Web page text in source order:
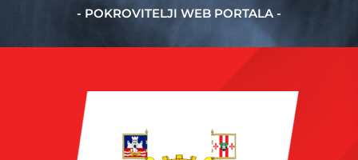
- POKROVITELJI WEB PORTALA -